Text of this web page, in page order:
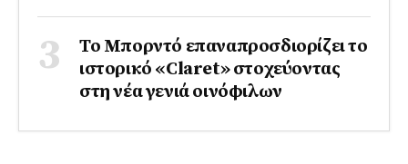
Το Μπορντό επαναπροσδιορίζει το
ιστορικό «Claret» στοχεύοντας
στη νέα γενιά οινόφιλων